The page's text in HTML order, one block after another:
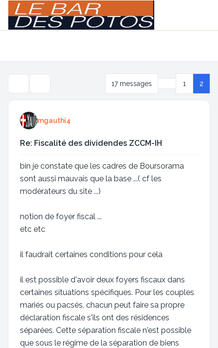
17 messages Précédente
1 2
mgauthi4
Re: Fiscalité des dividendes ZCCM-IH
bin je constate que les cadres de Boursorama
sont aussi mauvais que la base ...( cf les
modérateurs du site ...)
notion de foyer fiscal ...
etc etc
il faudrait certaines conditions pour cela
il est possible d'avoir deux foyers fiscaux dans
certaines situations spécifiques. Pour les couples
mariés ou pacsés, chacun peut faire sa propre
déclaration fiscale s'ils ont des résidences
séparées. Cette séparation fiscale n'est possible
que sous le régime de la séparation de biens